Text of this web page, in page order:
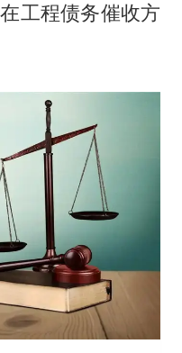
工程债务催收方